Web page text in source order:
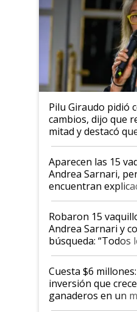
Pilu Giraudo pidió
cambios, dijo que
mitad y destacó
ser "para unos
mandato muy
nacional"
Aparecen las 15
Andrea Sarnari,
encuentran
cómo llegaron allí
Robaron 15
Andrea Sarnari y
búsqueda: “Todos
toca a algún
Cuesta $6
inversión que
ganaderos en un
histórico para la